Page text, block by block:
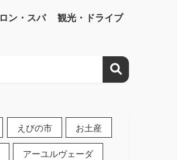
ン・スパ 観光・ドライブ
えびの市 お土産
アーユルヴェーダ